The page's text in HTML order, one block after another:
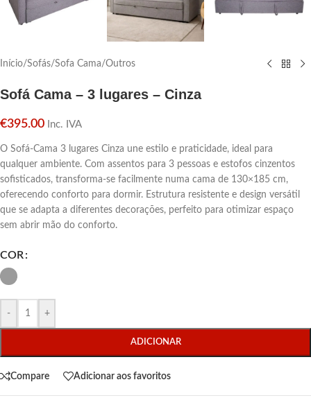
Início/Sofás/Sofa Cama/Outros
Sofá Cama – 3 lugares – Cinza
€395.00 Inc. IVA
O Sofá-Cama 3 lugares Cinza une estilo e praticidade, ideal para
qualquer ambiente. Com assentos para 3 pessoas e estofos cinzentos
sofisticados, transforma-se facilmente numa cama de 130×185 cm,
oferecendo conforto para dormir. Estrutura resistente e design versátil
que se adapta a diferentes decorações, perfeito para otimizar espaço
sem abrir mão do conforto.
COR
- +
ADICIONAR
Compare Adicionar aos favoritos